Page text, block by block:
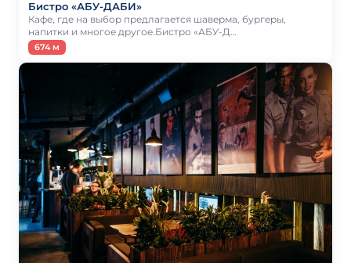
Бистро «АБУ-ДАБИ»
Кафе, где на выбор предлагается шаверма, бургеры,
напитки и многое другое.Бистро «АБУ-Д…
674 м